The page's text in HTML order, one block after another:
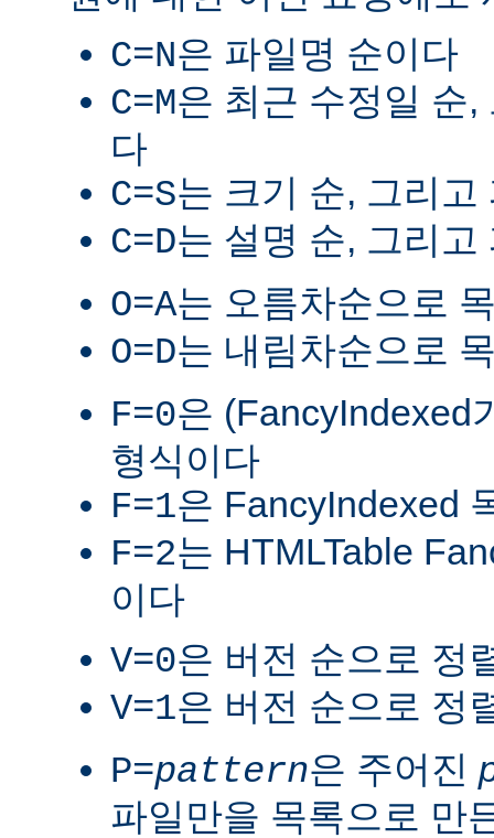
C=N은 파일명 순이다
C=M은 최근 수정일 순
다
C=S는 크기 순, 그리고
C=D는 설명 순, 그리고
O=A는 오름차순으로
O=D는 내림차순으로
F=0은 (FancyIndexed
형식이다
F=1은 FancyIndexed
F=2는 HTMLTable
이다
V=0은 버전 순으로 정
V=1은 버전 순으로 정
P=pattern은 주어진
파일만을 목록으로 만